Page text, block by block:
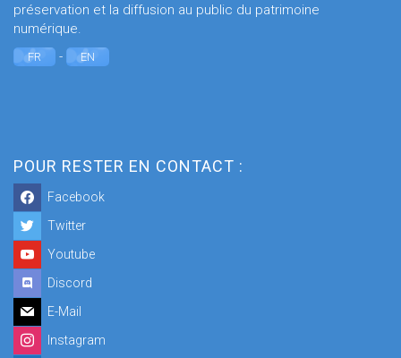
préservation et la diffusion au public du patrimoine
numérique.
FR - EN
POUR RESTER EN CONTACT :
Facebook
Twitter
Youtube
Discord
E-Mail
Instagram